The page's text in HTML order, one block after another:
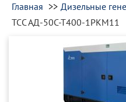
Главная
Дизельные
ТСС АД-50С-Т400-1РКМ11